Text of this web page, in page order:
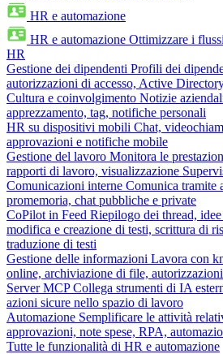
HR e automazione
HR e automazione Ottimizzare i
HR
Gestione dei dipendenti Profili dei
autorizzazioni di accesso, Active
Cultura e coinvolgimento Notizie
apprezzamento, tag, notifiche personali
HR su dispositivi mobili Chat,
approvazioni e notifiche mobile
Gestione del lavoro Monitora le
rapporti di lavoro, visualizzazione
Comunicazioni interne Comunica tramite
promemoria, chat pubbliche e private
CoPilot in Feed Riepilogo dei thread,
modifica e creazione di testi, scrittura di
traduzione di testi
Gestione delle informazioni Lavora con
online, archiviazione di file,
Server MCP Collega strumenti di IA
azioni sicure nello spazio di lavoro
Automazione Semplificare le attività
approvazioni, note spese, RPA,
Tutte le funzionalità di HR e automazione